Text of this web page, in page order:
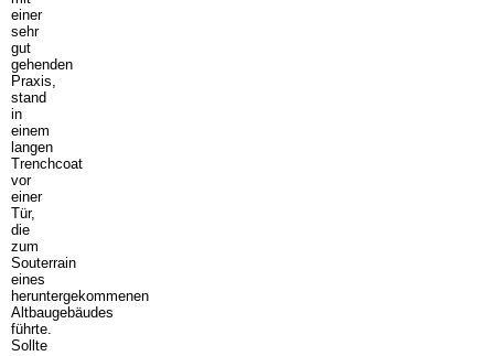
einer
sehr
gut
gehenden
Praxis,
stand
in
einem
langen
Trenchcoat
vor
einer
Tür,
die
zum
Souterrain
eines
heruntergekommenen
Altbaugebäudes
führte.
Sollte